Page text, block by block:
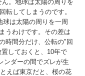
。地球は太陽の周りを
転してしまうのです。
は太陽の周りを一周
うわけです。その差は
時間分だけ、公転の"回
しておくと、10年で
ンダーの間でズレが生
えば東京だと、桜の花